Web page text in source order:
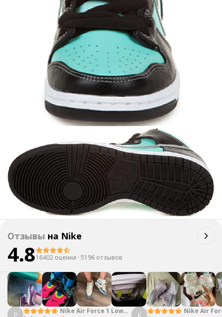
Отзывы на Nike
4.816402 оценки · 5196 отзывов
P
Nike Air Force 1 Low
К
Nike Air